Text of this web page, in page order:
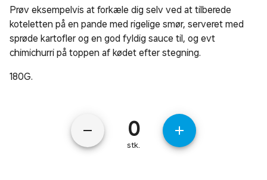
Prøv eksempelvis at forkæle dig selv ved at tilberede
koteletten på en pande med rigelige smør, serveret med
sprøde kartofler og en god fyldig sauce til, og evt
chimichurri på toppen af kødet efter stegning.
180G.
remove
stk.
add